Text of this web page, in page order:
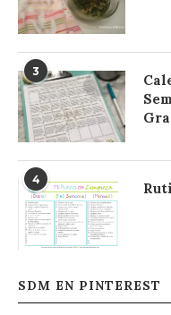
3
4
SDM EN PINTEREST